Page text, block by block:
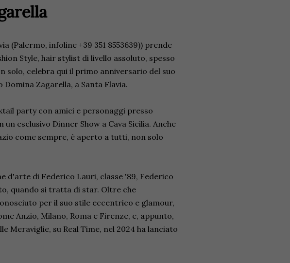
(Palermo, infoline +39 351 8553639)) prende
Style, hair stylist di livello assoluto, spesso
solo, celebra qui il primo anniversario del suo
Zagarella, a Santa Flavia.
party con amici e personaggi presso
esclusivo Dinner Show a Cava Sicilia. Anche
come sempre, è aperto a tutti, non solo
d'arte di Federico Lauri, classe '89, Federico
quando si tratta di star. Oltre che
per il suo stile eccentrico e glamour,
Anzio, Milano, Roma e Firenze, e, appunto,
Meraviglie, su Real Time, nel 2024 ha lanciato